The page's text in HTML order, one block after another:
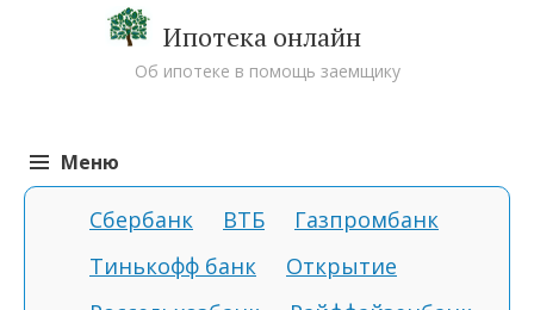
Ипотека онлайн
Об ипотеке в помощь заемщику
Меню
Перейти к содержимому
Сбербанк ВТБ
Газпромбанк
Тинькофф банк
Открытие